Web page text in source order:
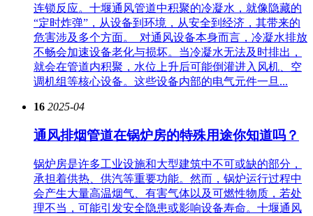
连锁反应。十堰通风管道中积聚的冷凝水，就像隐藏的
“定时炸弹”，从设备到环境，从安全到经济，其带来的
危害涉及多个方面。​ 对通风设备本身而言，冷凝水排放
不畅会加速设备老化与损坏。当冷凝水无法及时排出，
就会在管道内积聚，水位上升后可能倒灌进入风机、空
调机组等核心设备。这些设备内部的电气元件一旦...
16 2025-04
通风排烟管道在锅炉房的特殊用途你知道吗？
锅炉房是许多工业设施和大型建筑中不可或缺的部分，
承担着供热、供汽等重要功能。然而，锅炉运行过程中
会产生大量高温烟气、有害气体以及可燃性物质，若处
理不当，可能引发安全隐患或影响设备寿命。十堰通风